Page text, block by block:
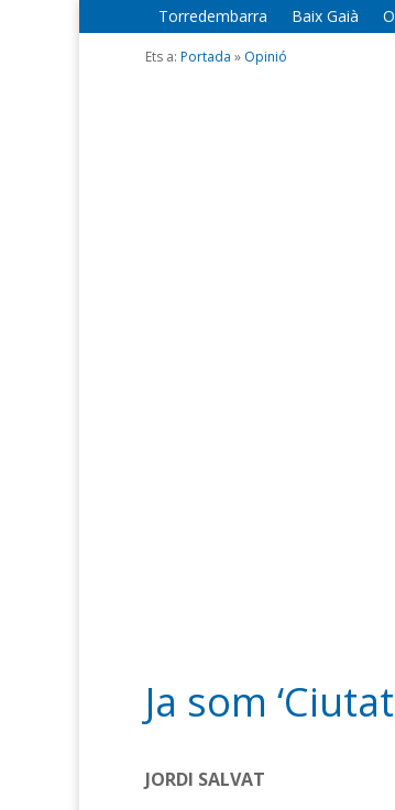
Torredembarra Baix Gaià
Ets a: Portada » Opinió
Ja som
JORDI SALVAT